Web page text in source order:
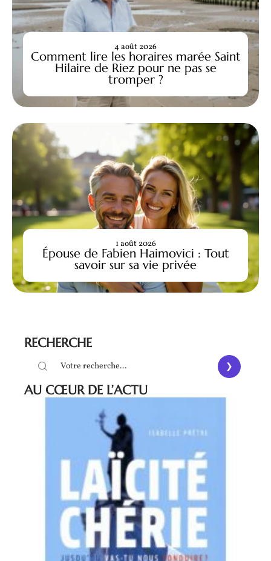
Comment lire les horaires marée Saint
Hilaire de Riez pour ne pas se
tromper ?
4 août 2026
Épouse de Fabien Haimovici : Tout
savoir sur sa vie privée
1 août 2026
RECHERCHE
AU CŒUR DE L’ACTU